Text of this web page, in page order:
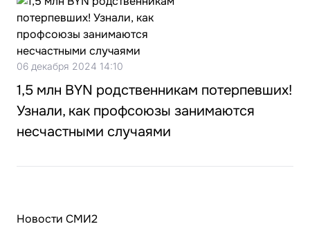
06 декабря 2024 14:10
1,5 млн BYN родственникам потерпевших!
Узнали, как профсоюзы занимаются
несчастными случаями
Новости СМИ2